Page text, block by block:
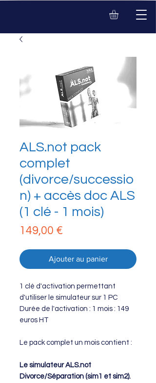
ALS.not pack
complet
(divorce/successio
n) + accès doc ALS
(1 clé - 1 mois)
149,00 €
Ajouter au panier
1 clé d'activation permettant
d'utiliser le simulateur sur 1 PC
Durée de l'activation : 1 mois : 149
euros HT
Le pack complet un mois contient :
Le simulateur ALS.not
Divorce/Séparation (sim1 et sim2).